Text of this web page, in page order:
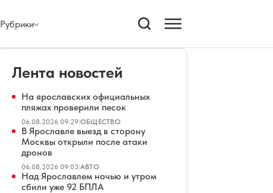
Рубрики
Лента новостей
На ярославских официальных
пляжах проверили песок
06.08.2026 09:29|ОБЩЕСТВО
В Ярославле выезд в сторону
Москвы открыли после атаки
дронов
06.08.2026 09:03|АВТО
Над Ярославлем ночью и утром
сбили уже 92 БПЛА